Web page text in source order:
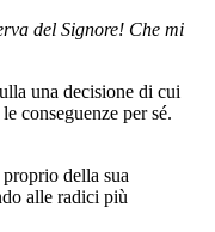
del Signore! Che mi
una decisione di cui
conseguenze per sé.
della sua
alle radici più